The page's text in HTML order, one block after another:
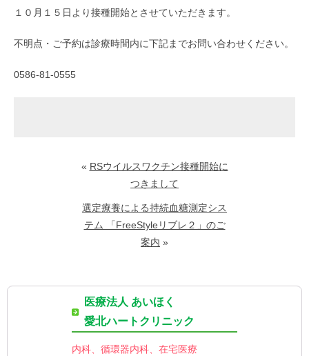
１０月１５日より接種開始とさせていただきます。
不明点・ご予約は診療時間内に下記までお問い合わせください。
0586-81-0555
« RSウイルスワクチン接種開始に
つきまして
選定療養による持続血糖測定シス
テム 「FreeStyleリブレ２」のご
案内 »
医療法人 あいほく
愛北ハートクリニック
内科、循環器内科、在宅医療